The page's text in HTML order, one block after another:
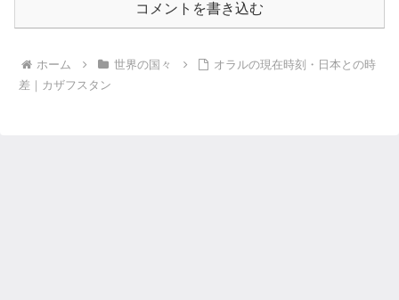
コメントを書き込む
ホーム 世界の国々
オラルの現在時刻・日本との時
差｜カザフスタン